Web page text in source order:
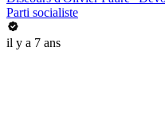
Parti socialiste
il y a 7 ans